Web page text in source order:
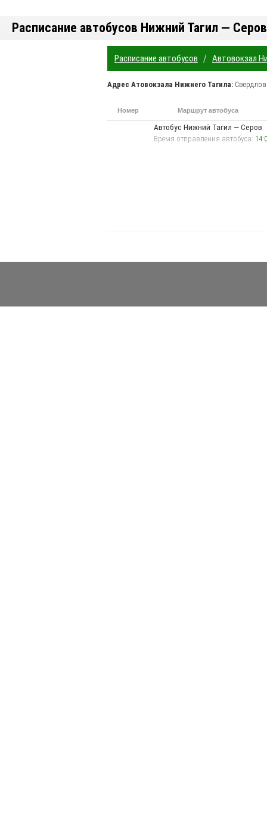
Расписание автобусов Нижний Тагил — Серов
Расписание автобусов / Автовокзал
Адрес Атовокзала Нижнего Тагила:
Номер
маршрута
Маршрут автобуса
Автобус Нижний Тагил — Серов
Время отправления автобуса: